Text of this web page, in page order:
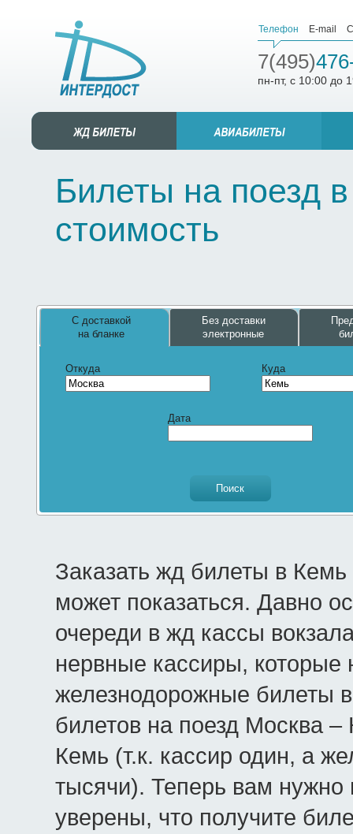
Телефон E-mail
7(495)
пн-пт, с 10:00 до
Билеты на поезд
стоимость
С доставкой
на бланке
Без доставки
электронные
Откуда Куда
Дата
Заказать жд билеты в
может показаться. Давно
очереди в жд кассы
нервные кассиры, которые
железнодорожные билеты
билетов на поезд Москва
Кемь (т.к. кассир один, а
тысячи). Теперь вам нужно
уверены, что получите